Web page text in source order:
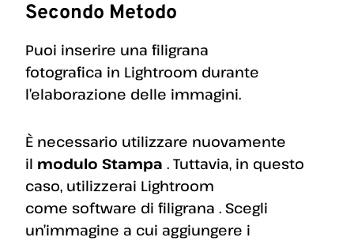
Secondo Metodo
Puoi inserire una filigrana
fotografica in Lightroom durante
l’elaborazione delle immagini.
È necessario utilizzare nuovamente
il modulo Stampa . Tuttavia, in questo
caso, utilizzerai Lightroom
come software di filigrana . Scegli
un’immagine a cui aggiungere i